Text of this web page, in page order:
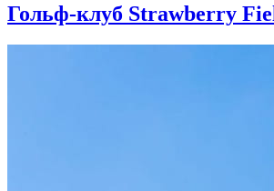
Гольф-клуб Strawberry